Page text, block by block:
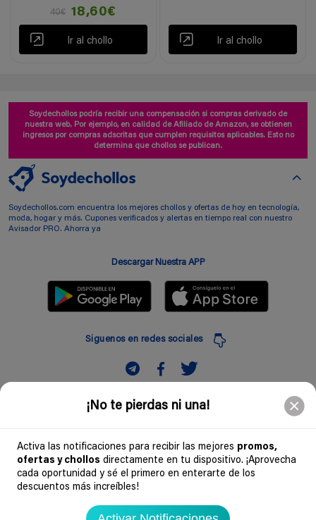
¡No te pierdas ni una!
Activa las notificaciones para recibir las mejores promos,
ofertas y chollos directamente en tu dispositivo. ¡Aprovecha
cada oportunidad y sé el primero en enterarte de los
descuentos más increíbles!
40€
18,60€
Ir al chollo Ir al chollo
Soydechollos podría recibir una compensación si compras derivado de
nuestra web. Por ejemplo, en calidad de Afiliado de Amazon, se obtienen
ingresos por compras adscritas que cumplen requisitos aplicables. Esto no
determina que chollos se publican.
Soydechollos.com encuentra los mejores chollos y ofertas de hoy en tecnología,
moda, hogar y más. Cupones verificados y alertas en tiempo real con nuestro
Avisador PRO. Ahorra ya
Descargar Nuestra APP
Siguenos en redes sociales
Suscribir
Comunidad